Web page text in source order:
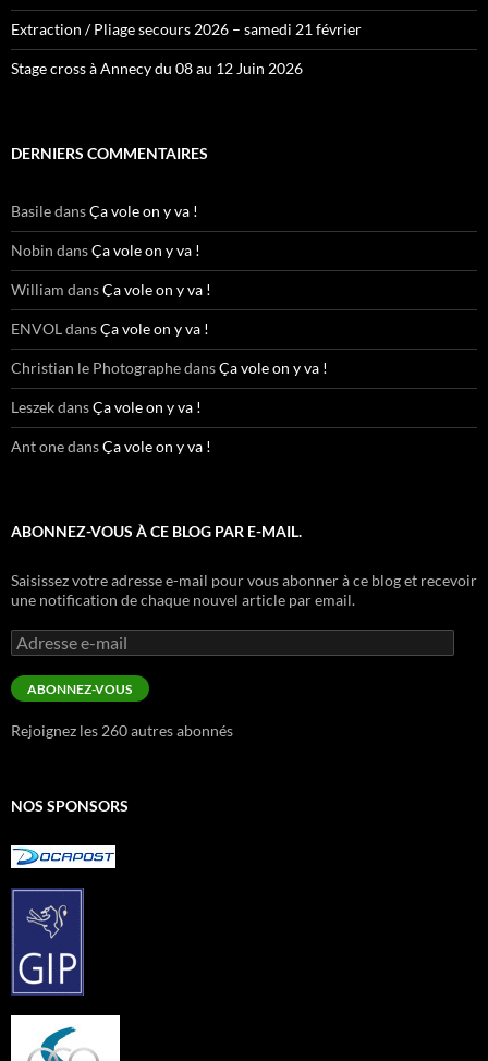
Extraction / Pliage secours 2026 – samedi 21 février
Stage cross à Annecy du 08 au 12 Juin 2026
DERNIERS COMMENTAIRES
BasiledansÇa vole on y va !
Nobin dansÇa vole on y va !
William dansÇa vole on y va !
ENVOL dansÇa vole on y va !
Christian le PhotographedansÇa vole on y va !
LeszekdansÇa vole on y va !
Ant onedansÇa vole on y va !
ABONNEZ-VOUS À CE BLOG PAR E-MAIL.
Saisissez votre adresse e-mail pour vous abonner à ce blog et recevoir
une notification de chaque nouvel article par email.
Adresse
e-
mail
ABONNEZ-VOUS
Rejoignez les 260 autres abonnés
NOS SPONSORS